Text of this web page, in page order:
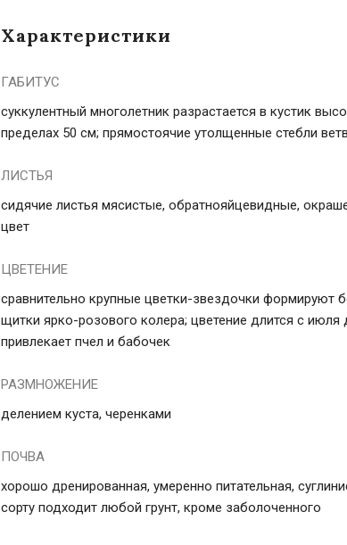
Характеристики
ГАБИТУС
суккулентный многолетник разрастается в кустик
пределах 50 см; прямостоячие утолщенные стебли
ЛИСТЬЯ
сидячие листья мясистые, обратнояйцевидные,
цвет
ЦВЕТЕНИЕ
сравнительно крупные цветки-звездочки формируют
щитки ярко-розового колера; цветение длится с июля
привлекает пчел и бабочек
РАЗМНОЖЕНИЕ
делением куста, черенками
ПОЧВА
хорошо дренированная, умеренно питательная,
сорту подходит любой грунт, кроме заболоченного